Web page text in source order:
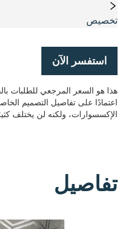
تخصيص
استفسر الآن
هذا هو السعر المرجعي للطلبات
اعتمادًا على تفاصيل التصميم
الإكسسوارات، ولكنه لن يختلف
تفاصيل